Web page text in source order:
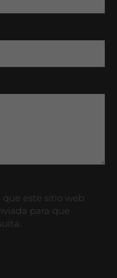
este sitio web
para que